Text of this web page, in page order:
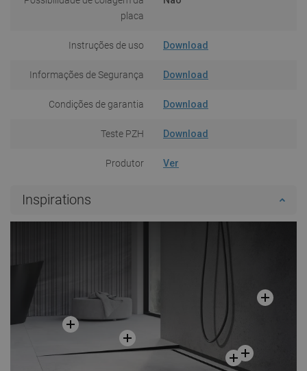
placa
Instruções de uso Download
Informações de Segurança Download
Condições de garantia Download
Teste PZH Download
Produtor Ver
Inspirations